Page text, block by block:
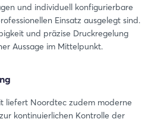
und individuell konfigurierbare
Einsatz ausgelegt sind.
und präzise Druckregelung
Aussage im Mittelpunkt.
liefert Noordtec zudem moderne
kontinuierlichen Kontrolle der